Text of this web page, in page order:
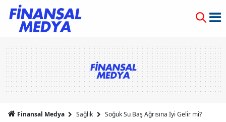
Finansal Medya Sağlık Soğuk Su Baş Ağrısına İyi Gelir mi?